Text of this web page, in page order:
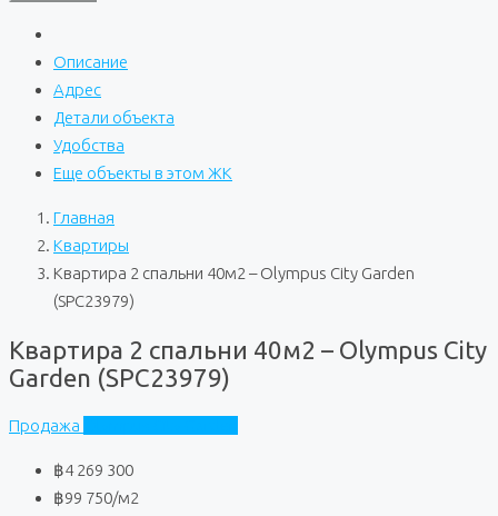
Описание
Адрес
Детали объекта
Удобства
Еще объекты в этом ЖК
Главная
Квартиры
Квартира 2 спальни 40м2 – Olympus City Garden
(SPC23979)
Квартира 2 спальни 40м2 – Olympus City
Garden (SPC23979)
Продажа
฿4 269 300
฿99 750/м2